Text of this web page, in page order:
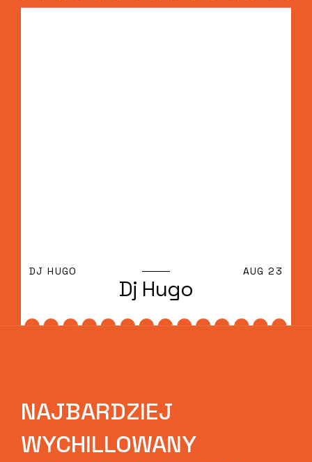
DJ HUGO AUG 23
Dj Hugo
Dj Hugo
NAJBARDZIEJ
WYCHILLOWANY